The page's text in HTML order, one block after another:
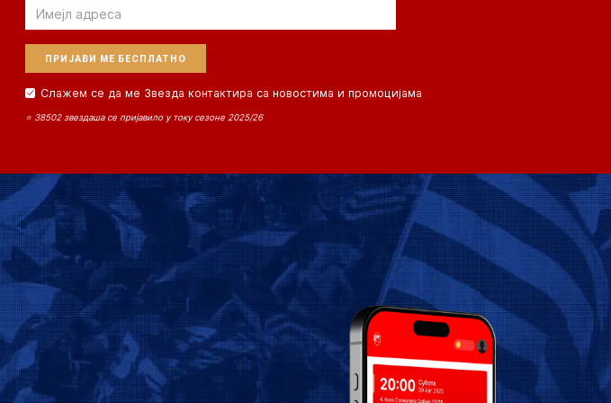
Email
Слажем се да ме Звезда контактира са новостима и промоцијама
⭐ 38502 звездаша се пријавило у току сезоне 2025/26